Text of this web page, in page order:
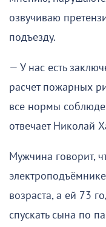
озвучиваю
подъезду.
— У нас есть
расчет пожарных
все нормы
отвечает Николай
Мужчина говорит,
возраста, а ей 73
спускать сына по